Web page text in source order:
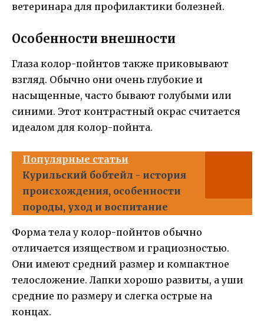
ветеринара для профилактики болезней.
Особенности внешности
Глаза колор-пойнтов также приковывают
взгляд. Обычно они очень глубокие и
насыщенные, часто бывают голубыми или
синими. Этот контрастный окрас считается
идеалом для колор-пойнта.
Популярные статьи
Курильский бобтейл - история
происхождения, особенности
породы, уход и воспитание
Форма тела у колор-пойнтов обычно
отличается изяществом и грациозностью.
Они имеют средний размер и компактное
телосложение. Лапки хорошо развиты, а уши
средние по размеру и слегка острые на
концах.